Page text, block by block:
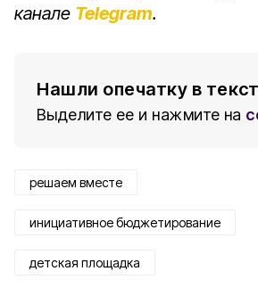
канале Telegram.
Нашли опечатку в
Выделите ее и нажмите на
решаем вместе
инициативное бюджетирование
детская площадка